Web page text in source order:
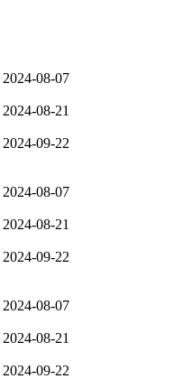
2024-08-07
2024-08-21
2024-09-22
2024-08-07
2024-08-21
2024-09-22
2024-08-07
2024-08-21
2024-09-22